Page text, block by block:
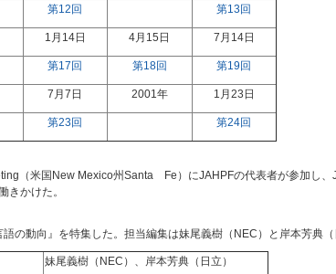
第12回 第13回
1月14日 4月15日 7月14日
第17回 第18回 第19回
7月7日 2001年 1月23日
第23回 第24回
（米国New Mexico州Santa Fe）にJAHPFの代表者が参加し
きかけた。
の動向』を特集した。担当編集は妹尾義樹（NEC）と岸本芳典（
妹尾義樹（NEC）、岸本芳典（日立）